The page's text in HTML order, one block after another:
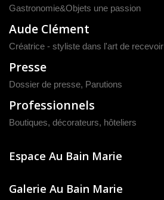
Gastronomie&Objets une passion
Aude Clément
Créatrice - styliste dans l'art de recevoir
Presse
Dossier de presse, Parutions
Professionnels
Boutiques, décorateurs, hôteliers
Espace Au Bain Marie
Galerie Au Bain Marie